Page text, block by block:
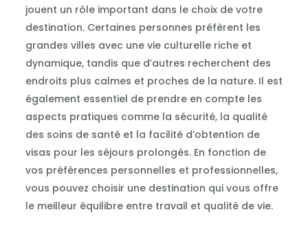
jouent un rôle important dans le choix de votre
destination. Certaines personnes préfèrent les
grandes villes avec une vie culturelle riche et
dynamique, tandis que d’autres recherchent des
endroits plus calmes et proches de la nature. Il est
également essentiel de prendre en compte les
aspects pratiques comme la sécurité, la qualité
des soins de santé et la facilité d’obtention de
visas pour les séjours prolongés. En fonction de
vos préférences personnelles et professionnelles,
vous pouvez choisir une destination qui vous offre
le meilleur équilibre entre travail et qualité de vie.